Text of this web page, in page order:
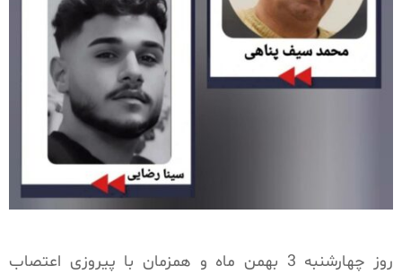
روز چهارشنبه 3 بهمن ماه و همزمان با پیروزی اعتصاب